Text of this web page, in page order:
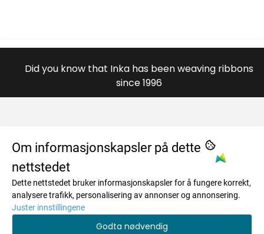
Did you know that Inka has been weaving ribbons
since 1996
OM OSS
984996446
Savkadasmadii 17
9730 Karasjok
MENY
Om oss
Salgsbetingelser
INFO
Om informasjonskapsler på dette
nettstedet
Dette nettstedet bruker informasjonskapsler for å fungere korrekt,
analysere trafikk, personalisering av annonser og annonsering.
Juster innstillingene
Godta nødvendig